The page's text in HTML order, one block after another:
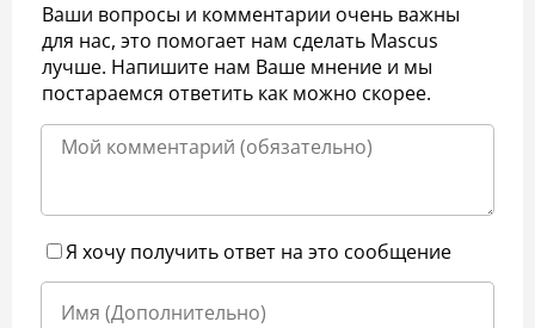
Ваши вопросы и комментарии очень важны
для нас, это помогает нам сделать Mascus
лучше. Напишите нам Ваше мнение и мы
постараемся ответить как можно скорее.
Я хочу получить ответ на это сообщение